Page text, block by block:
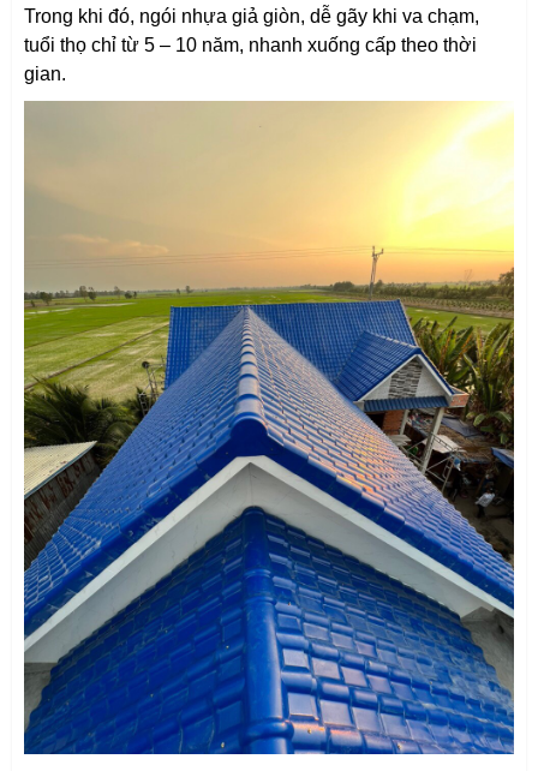
Trong khi đó, ngói nhựa giả giòn, dễ gãy khi va chạm,
tuổi thọ chỉ từ 5 – 10 năm, nhanh xuống cấp theo thời
gian.